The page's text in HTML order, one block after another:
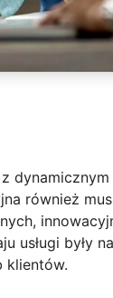
również
usługi były
klientów.